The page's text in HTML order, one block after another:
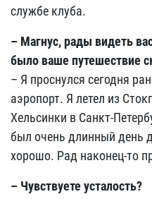
службе клуба.
– Магнус, рады видеть
было ваше путешествие
– Я проснулся сегодня
аэропорт. Я летел из
Хельсинки в Санкт-
был очень длинный день
хорошо. Рад наконец-то
– Чувствуете усталость?